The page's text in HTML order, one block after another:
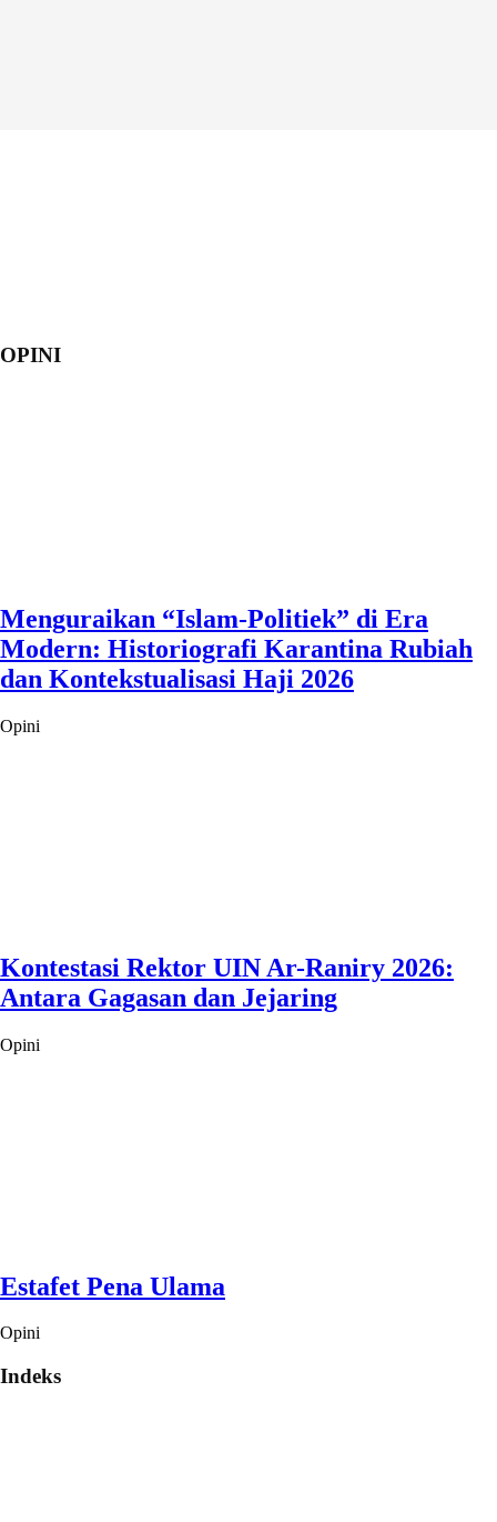
OPINI
Menguraikan “Islam-Politiek” di Era
Modern: Historiografi Karantina Rubiah
dan Kontekstualisasi Haji 2026
Opini
Kontestasi Rektor UIN Ar-Raniry 2026:
Antara Gagasan dan Jejaring
Opini
Estafet Pena Ulama
Opini
Indeks